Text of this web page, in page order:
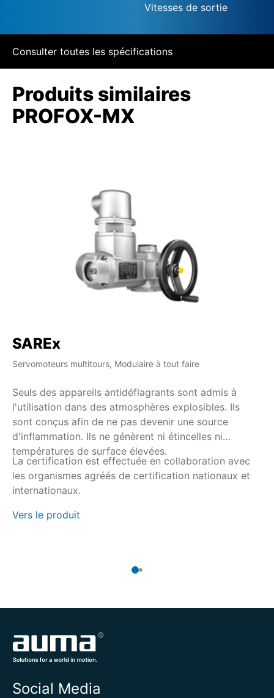
Vitesses de sortie
Consulter toutes les spécifications
Produits similaires
PROFOX-MX
SAREx
Servomoteurs multitours, Modulaire à tout faire
Seuls des appareils antidéflagrants sont admis à
l'utilisation dans des atmosphères explosibles. Ils
sont conçus afin de ne pas devenir une source
d'inflammation. Ils ne génèrent ni étincelles ni
températures de surface élevées.
La certification est effectuée en collaboration avec
les organismes agréés de certification nationaux et
internationaux.
Vers le produit
Social Media